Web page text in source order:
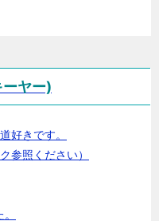
ヤー)
好きです。
参照ください）